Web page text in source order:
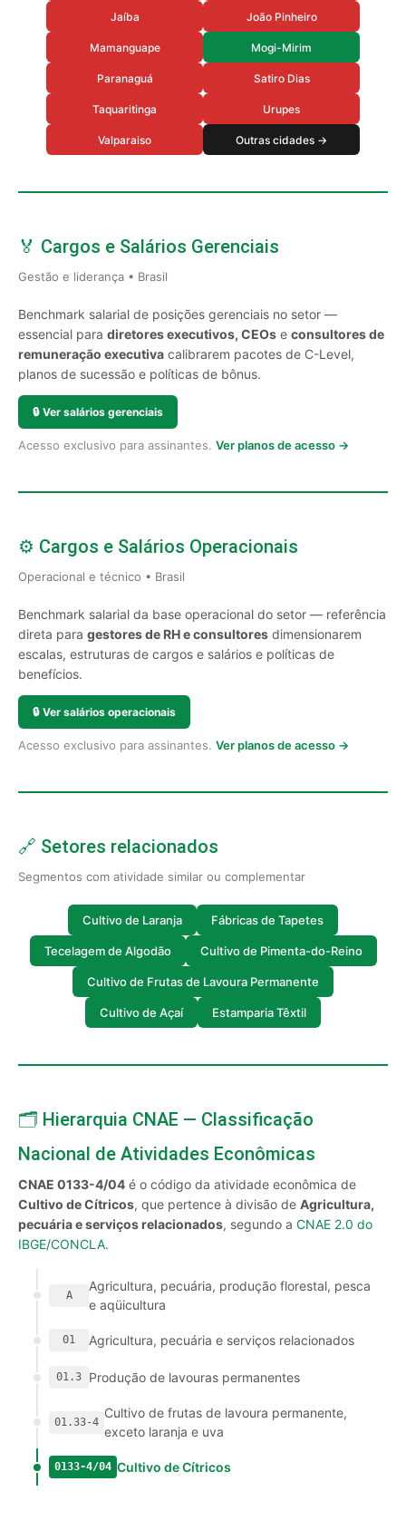
Jaíba João Pinheiro
Mamanguape Mogi-Mirim
Paranaguá Satiro Dias
Taquaritinga Urupes
Valparaiso Outras cidades →
🏅 Cargos e Salários Gerenciais
Gestão e liderança • Brasil
Benchmark salarial de posições gerenciais no setor —
essencial para diretores executivos, CEOs e consultores de
remuneração executiva calibrarem pacotes de C-Level,
planos de sucessão e políticas de bônus.
🔒 Ver salários gerenciais
Acesso exclusivo para assinantes. Ver planos de acesso →
⚙️ Cargos e Salários Operacionais
Operacional e técnico • Brasil
Benchmark salarial da base operacional do setor — referência
direta para gestores de RH e consultores dimensionarem
escalas, estruturas de cargos e salários e políticas de
benefícios.
🔒 Ver salários operacionais
Acesso exclusivo para assinantes. Ver planos de acesso →
🔗 Setores relacionados
Segmentos com atividade similar ou complementar
Cultivo de Laranja Fábricas de Tapetes
Tecelagem de Algodão Cultivo de Pimenta-do-Reino
Cultivo de Frutas de Lavoura Permanente
Cultivo de Açaí Estamparia Têxtil
🗂️ Hierarquia CNAE — Classificação
Nacional de Atividades Econômicas
CNAE 0133-4/04 é o código da atividade econômica de
Cultivo de Cítricos, que pertence à divisão de Agricultura,
pecuária e serviços relacionados, segundo a CNAE 2.0 do
IBGE/CONCLA.
A
Agricultura, pecuária, produção florestal, pesca
e aqüicultura
01 Agricultura, pecuária e serviços relacionados
01.3 Produção de lavouras permanentes
01.33-4
Cultivo de frutas de lavoura permanente,
exceto laranja e uva
0133-4/04 Cultivo de Cítricos